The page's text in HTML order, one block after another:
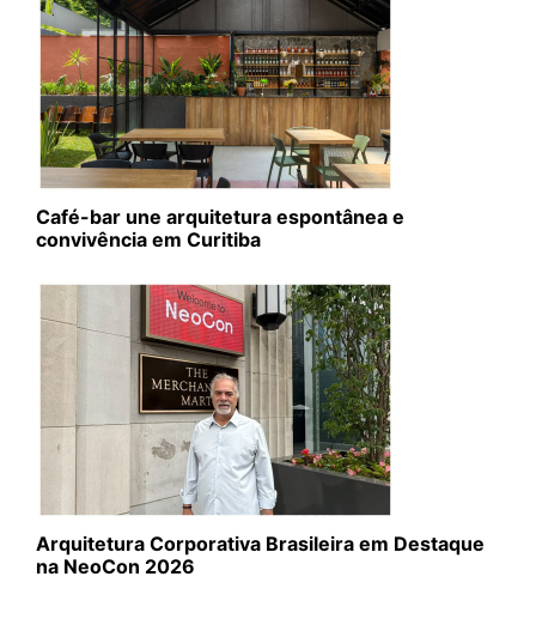
Café-bar une arquitetura espontânea e
convivência em Curitiba
Arquitetura Corporativa Brasileira em Destaque
na NeoCon 2026